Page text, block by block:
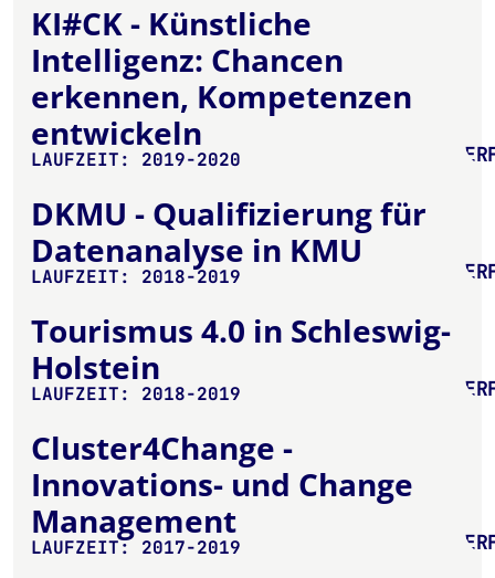
KI#CK - Künstliche
Intelligenz: Chancen
erkennen, Kompetenzen
entwickeln
LAUFZEIT: 2019-2020
DKMU - Qualifizierung für
Datenanalyse in KMU
LAUFZEIT: 2018-2019
Tourismus 4.0 in Schleswig-
Holstein
LAUFZEIT: 2018-2019
Cluster4Change -
Innovations- und Change
Management
LAUFZEIT: 2017-2019